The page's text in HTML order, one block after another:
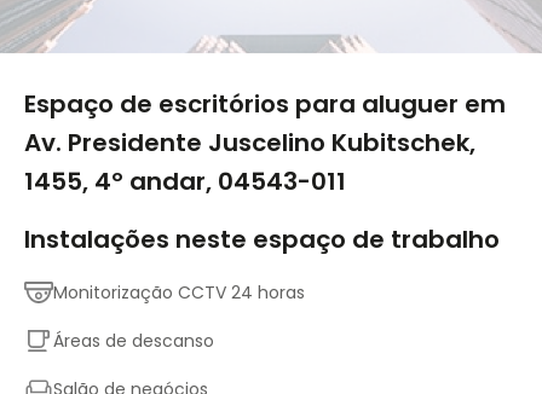
Espaço de escritórios para aluguer em
Av. Presidente Juscelino Kubitschek,
1455, 4º andar, 04543-011
Instalações neste espaço de trabalho
Monitorização CCTV 24 horas
Áreas de descanso
Salão de negócios